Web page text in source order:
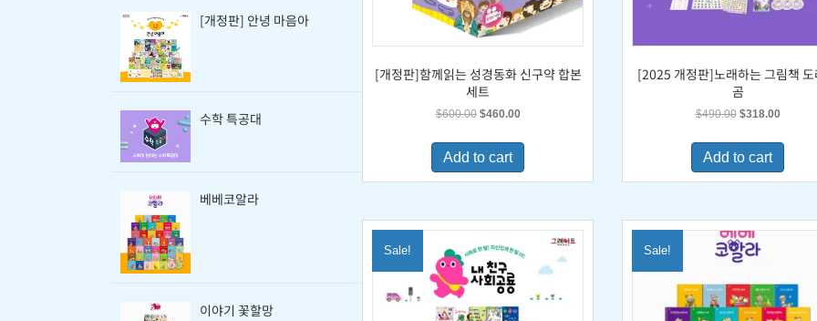
[개정판] 안녕 마음아
수학 특공대
베베코알라
이야기 꽃할망
[개정판]함께읽는 성경동화 신구약 합본
세트
$600.00 Original
was:
$600.00.
$460.00Current
is:
Add to cart
[2025 개정판]노래하는 그림책 도
곰
$490.00 Original
was:
$490.00.
$318.00Current
is:
Add to cart
Sale! Sale!